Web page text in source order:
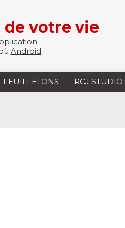
votre vie
Android
FEUILLETONS RCJ STUDIO